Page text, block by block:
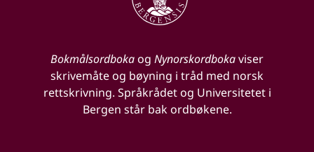
Bokmålsordbokaog Nynorskordbokaviser
skrivemåte og bøyning i tråd med norsk
rettskrivning. Språkrådet og Universitetet i
Bergen står bak ordbøkene.